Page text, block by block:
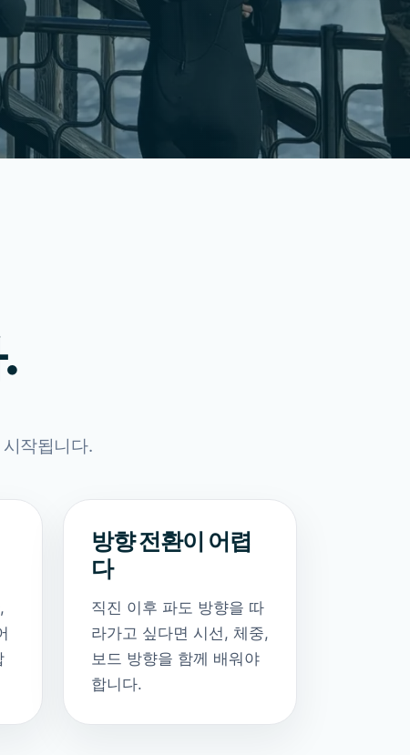
작됩니다.
방향 전환이 어렵
다
직진 이후 파도 방향을 따
라가고 싶다면 시선, 체중,
보드 방향을 함께 배워야
합니다.